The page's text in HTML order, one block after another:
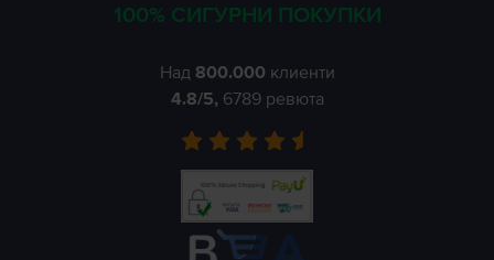
100% СИГУРНИ ПОКУПКИ
Над 800.000 клиенти
4.8/5, 6789 ревюта